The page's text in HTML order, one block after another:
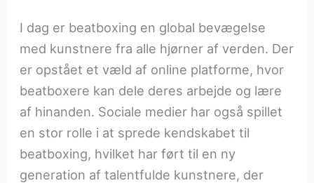
I dag er beatboxing en global bevægelse
med kunstnere fra alle hjørner af verden. Der
er opstået et væld af online platforme, hvor
beatboxere kan dele deres arbejde og lære
af hinanden. Sociale medier har også spillet
en stor rolle i at sprede kendskabet til
beatboxing, hvilket har ført til en ny
generation af talentfulde kunstnere, der